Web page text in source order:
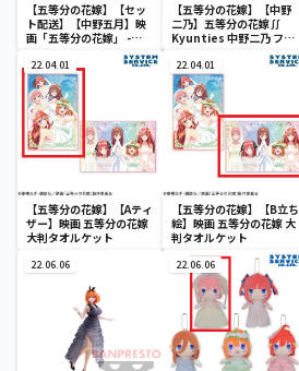
【五等分の花嫁】【セッ
ト配送】【中野五月】映
画「五等分の花嫁」 -
Celestial vivi-中野五月
School style ver.
【五等分の花嫁】【中野
二乃】五等分の花嫁∬
Kyunties 中野二乃 フィ
22.04.01
【五等分の花嫁】【Aティ
ザー】映画 五等分の花嫁
大判タオルケット
22.04.01
【五等分の花嫁】【B立ち
絵】映画 五等分の花嫁 大
判タオルケット
22.06.06 22.06.06